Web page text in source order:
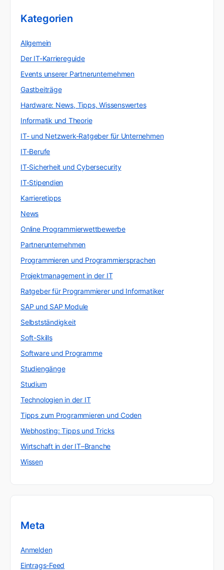
Kategorien
Allgemein
Der IT-Karriereguide
Events unserer Partnerunternehmen
Gastbeiträge
Hardware: News, Tipps, Wissenswertes
Informatik und Theorie
IT- und Netzwerk-Ratgeber für Unternehmen
IT-Berufe
IT-Sicherheit und Cybersecurity
IT-Stipendien
Karrieretipps
News
Online Programmierwettbewerbe
Partnerunternehmen
Programmieren und Programmiersprachen
Projektmanagement in der IT
Ratgeber für Programmierer und Informatiker
SAP und SAP Module
Selbstständigkeit
Soft-Skills
Software und Programme
Studiengänge
Studium
Technologien in der IT
Tipps zum Programmieren und Coden
Webhosting: Tipps und Tricks
Wirtschaft in der IT–Branche
Wissen
Meta
Anmelden
Eintrags-Feed